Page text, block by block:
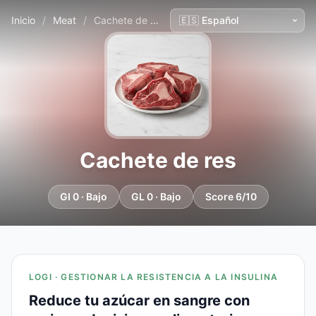
Inicio / Meat / Cachete de res
Cachete de res
GI 0 · Bajo GL 0 · Bajo Score 6/10
LOGI · GESTIONAR LA RESISTENCIA A LA INSULINA
Reduce tu azúcar en sangre con